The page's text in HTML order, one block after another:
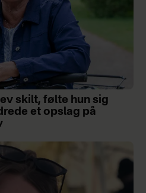
skilt, følte hun sig
et opslag på